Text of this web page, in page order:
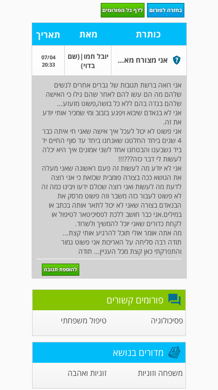
כותרת מאת תאריך
אני מצורח מאוד לא יודע מה לעשות אחרי שגיליתי שאישתי בגדה בי עם אחר
יובל חמו|(שם
בדוי)
07/04
20:33
אני רואה ברשת תגובות של גברים אחרים לנשים
שלהם מה הם עשו להם לאחר שהם גילו כי האישה
שלהם בגדה בהם ללא כל בושה,פשוט מזעזע...
אני לא בנאדם שיבוא ויפגע בזבוב ומי שמכיר אותי יודע
את זה.
אני פשוט לא יכול לעכל איך אישה שאני חי איתה כבר
4 שנים ביחד החלטנו שאנחנו ביחד עד סוף החיים יד
ביד נשבענו והבטחנו אחד לשני אמונים איך היא יכלה
לעשות לי דבר כזה???!!!
אני לא יודע מה לעשות זה פעם ראשונה שאני מעלה
את הנושא ככה בצורה פומבית שכזאת כי אני רוצה
לדעת מה לעשות ואני רוצה שכולם ידעו ויבינו כמה זה
לא פשוט לעבור כזה משבר וזה פשוט מרסק את
הבנאדם בצורה שאני לא יכול לתאר אותה בכתב או
במילים.אני כבר חושב ללכת לפסיכיטאר לטיפול או
לקחת כדורים שאני יוכל להמשיך ולשרוד.
מה אתה אומר אולי תוכל להרגיע אותי קצת...
תודה רבה סליחה על האריכות אני פשוט גמור
והתפרקתי כאן קצת מכל העניין... תודה
פורומים קשורים
פסיכולוגיה טיפול משפחתי
מדורים בנושא
משפחה וזוגיות זוגיות ואהבה